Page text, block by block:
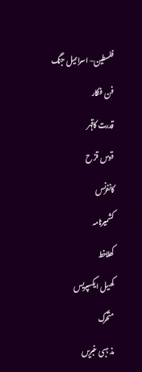
فلسطین- اسرائیل جنگ
فن فنکار
قدرت کاقہر
قوس قزح
کانفرنس
کشمیرنامہ
کھلاخط
کھیل ایکسپریس
متحرك
مذہبی خبریں